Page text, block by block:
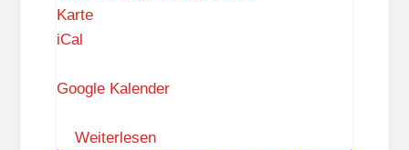
KarteF
u
S
iCal
Google Kalender
Weiterlesen